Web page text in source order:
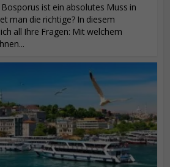
ist ein absolutes Muss in
man die richtige? In diesem
all Ihre Fragen: Mit welchem